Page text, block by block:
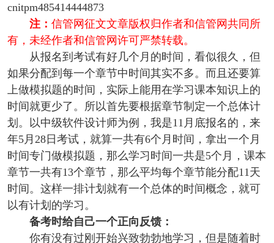
cnitpm485414444873
注： 信管网征文文章版权归作者和信管网共同所
有，未经作者和信管网许可严禁转载。
从报名到考试有好几个月的时间，看似很久，但
如果分配到每一个章节中时间其实不多。而且还要算
上做模拟题的时间，实际上能用在学习课本知识上的
时间就更少了。所以首先要根据章节制定一个总体计
划。以中级软件设计师为例，我是11月底报名的，来
年5月28日考试，就算一共有6个月时间，拿出一个月
时间专门做模拟题，那么学习时间一共是5个月，课本
章节一共有13个章节，那么平均每个章节能分配11天
时间。这样一排计划就有一个总体的时间概念，就可
以有计划的学习。
备考时给自己一个正向反馈：
你有没有过刚开始兴致勃勃地学习，但是随着时